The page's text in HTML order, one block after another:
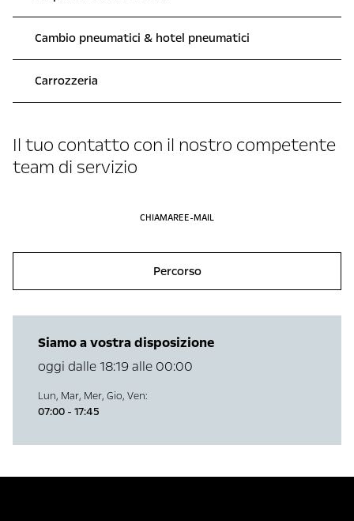
Cambio pneumatici & hotel pneumatici
Carrozzeria
Il tuo contatto con il nostro competente
team di servizio
CHIAMAREE-MAIL
Percorso
Siamo a vostra disposizione
oggi dalle 18:19 alle 00:00
Lun, Mar, Mer, Gio, Ven:
07:00 - 17:45